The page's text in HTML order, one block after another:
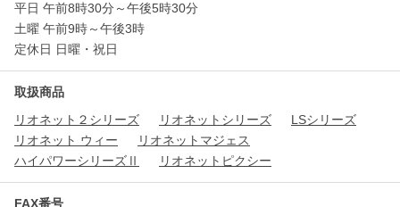
平日 午前8時30分～午後5時30分
土曜 午前9時～午後3時
定休日 日曜・祝日
取扱商品
リオネット２シリーズ
リオネットシリーズ
LSシリーズ
リオネット ウィー
リオネットマジェス
ハイパワーシリーズⅡ
リオネットピクシー
FAX番号